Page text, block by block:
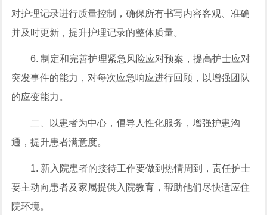
对护理记录进行质量控制，确保所有书写内容客观、准确
并及时更新，提升护理记录的整体质量。
6. 制定和完善护理紧急风险应对预案，提高护士应对
突发事件的能力，对每次应急响应进行回顾，以增强团队
的应变能力。
二、以患者为中心，倡导人性化服务，增强护患沟
通，提升患者满意度。
1. 新入院患者的接待工作要做到热情周到，责任护士
要主动向患者及家属提供入院教育，帮助他们尽快适应住
院环境。